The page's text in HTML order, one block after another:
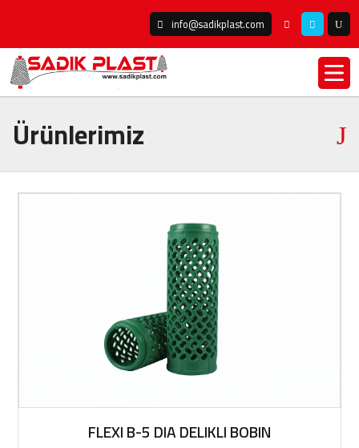
info@sadikplast.com
Ürünlerimiz
FLEXI B-5 DIA DELIKLI BOBIN